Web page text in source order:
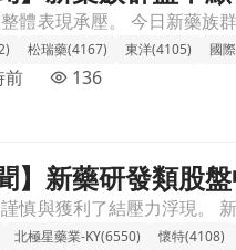
松瑞藥(4167) 東洋(4105) 國
前 136
氣氛濃，留意個股分化。
】新藥研發類股
北極星藥業-KY(6550) 懷特(4108)